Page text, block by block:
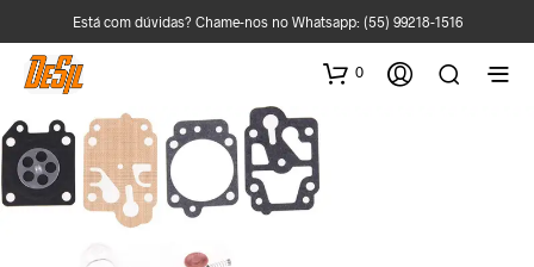
Está com dúvidas? Chame-nos no Whatsapp: (55) 99218-1516
0